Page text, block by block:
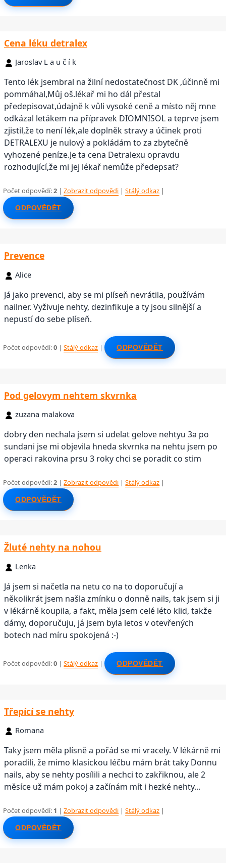
Cena léku detralex
Jaroslav L a u č í k
Tento lék jsembral na žilní nedostatečnost DK ,účinně mi
pommáhal,Můj oš.lékař mi ho dál přestal
předepisovat,údajně k vůli vysoké ceně a místo něj mne
odkázal letákem na přípravek DIOMNISOL a teprve jsem
zjistil,že to není lék,ale doplněk stravy a účinek proti
DETRALEXU je nulový a pokládám to za zbytečně
vyhozené peníze.Je ta cena Detralexu opravdu
rozhodující,že mi jej lékař nemůže předepsat?
Počet odpovědí:2 |Zobrazit odpovědi |Stálý odkaz |
ODPOVĚDĚT
Prevence
Alice
Já jako prevenci, aby se mi plíseň nevrátila, používám
nailner. Vyživuje nehty, dezinfikuje a ty jsou silnější a
nepustí do sebe plíseň.
Počet odpovědí:0 |Stálý odkaz | ODPOVĚDĚT
Pod gelovym nehtem skvrnka
zuzana malakova
dobry den nechala jsem si udelat gelove nehtyu 3a po
sundani jse mi objevila hneda skvrnka na nehtu jsem po
operaci rakovina prsu 3 roky chci se poradit co stim
Počet odpovědí:2 |Zobrazit odpovědi |Stálý odkaz |
ODPOVĚDĚT
Žluté nehty na nohou
Lenka
Já jsem si načetla na netu co na to doporučují a
několikrát jsem našla zmínku o donně nails, tak jsem si ji
v lékárně koupila, a fakt, měla jsem celé léto klid, takže
dámy, doporučuju, já jsem byla letos v otevřených
botech nad míru spokojená :-)
Počet odpovědí:0 |Stálý odkaz | ODPOVĚDĚT
Třepící se nehty
Romana
Taky jsem měla plísně a pořád se mi vracely. V lékárně mi
poradili, že mimo klasickou léčbu mám brát taky Donnu
nails, aby se nehty posílili a nechci to zakřiknou, ale 2
měsíce už mám pokoj a začínám mít i hezké nehty...
Počet odpovědí: 1 |Zobrazit odpovědi |Stálý odkaz |
ODPOVĚDĚT